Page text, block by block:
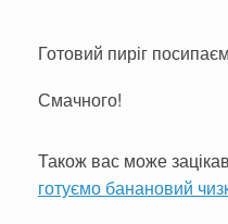
Готовий пиріг
Смачного!
Також вас може
готуємо банановий